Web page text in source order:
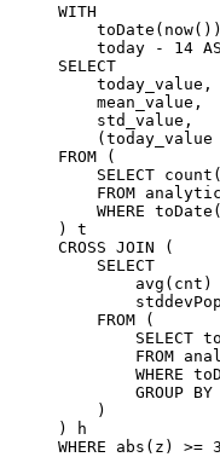
WITH
    toDate(
now
    today
- 14 AS
SELECT
    today_value,
    mean_value,
    std_value,
    (today_value
FROM (
    SELECT
count
    FROM
    WHERE
) t
CROSS JOIN (
    SELECT
        avg
(cnt)
    FROM
(
        SELECT
        FROM
        WHERE
        GROUP BY
    )
) h
WHERE abs (z) >= 3